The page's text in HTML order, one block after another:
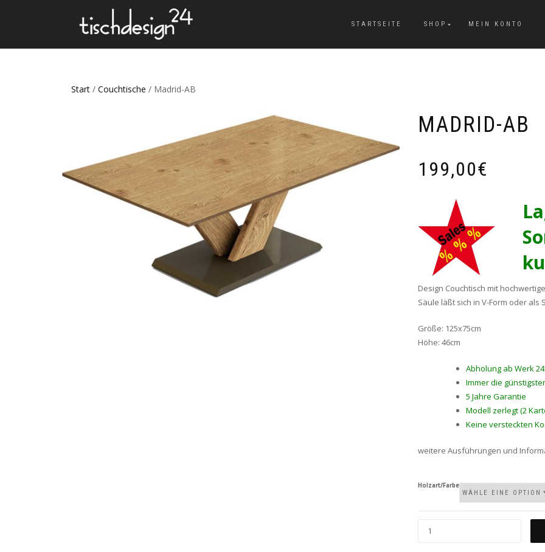
STARTSEITE SHOP MEIN KONTO
Start / Couchtische / Madrid-AB
MADRID-AB
199,00€
Design Couchtisch mit
Säule läßt sich in V-Form oder als
Größe: 125x75cm
Höhe: 46cm
Abholung ab Werk
Immer die
5 Jahre Garantie
Modell zerlegt (2
Keine versteckten
weitere Ausführungen und
Holzart/Farbe
MADRID-